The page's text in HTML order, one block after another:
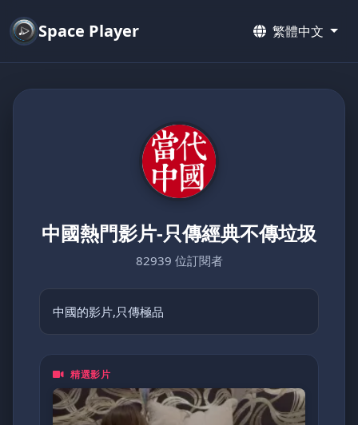
Space Player 繁體中文
中國熱門影片-只傳經典不傳垃圾
82939 位訂閱者
中國的影片,只傳極品
精選影片